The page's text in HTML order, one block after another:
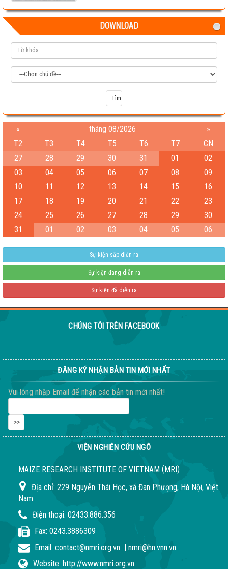
Test
04-08-2026 06:15:38 PM
Giống ngô ngọt 198
02-08-2018 04:24:51 PM
DOWNLOAD
« tháng 08/2026
»
T2
T3 T4 T5 T6 T7
CN
27
28 29 30 31 01
02
03
04 05 06 07 08
09
10
11 12 13 14 15
16
17
18 19 20 21 22
23
24
25 26 27 28 29
30
31
01 02 03 04 05 06
Sự kiện sắp diễn ra
Sự kiện đang diễn ra
Sự kiện đã diễn ra
CHÚNG TÔI TRÊN FACEBOOK
ĐĂNG KÝ NHẬN BẢN TIN MỚI NHẤT
Vui lòng nhập Email để nhận các bản tin mới nhất!
VIỆN NGHIÊN CỨU NGÔ
MAIZE RESEARCH INSTITUTE OF VIETNAM (MRI)
Địa chỉ: 229 Nguyễn Thái Học, xã Đan Phượng, Hà Nội, Việt
Nam
Điện thoại: 02433.886.356
Fax: 0243.3886309
Email: contact@nmri.org.vn | nmri@hn.vnn.vn
Website: http://www.nmri.org.vn